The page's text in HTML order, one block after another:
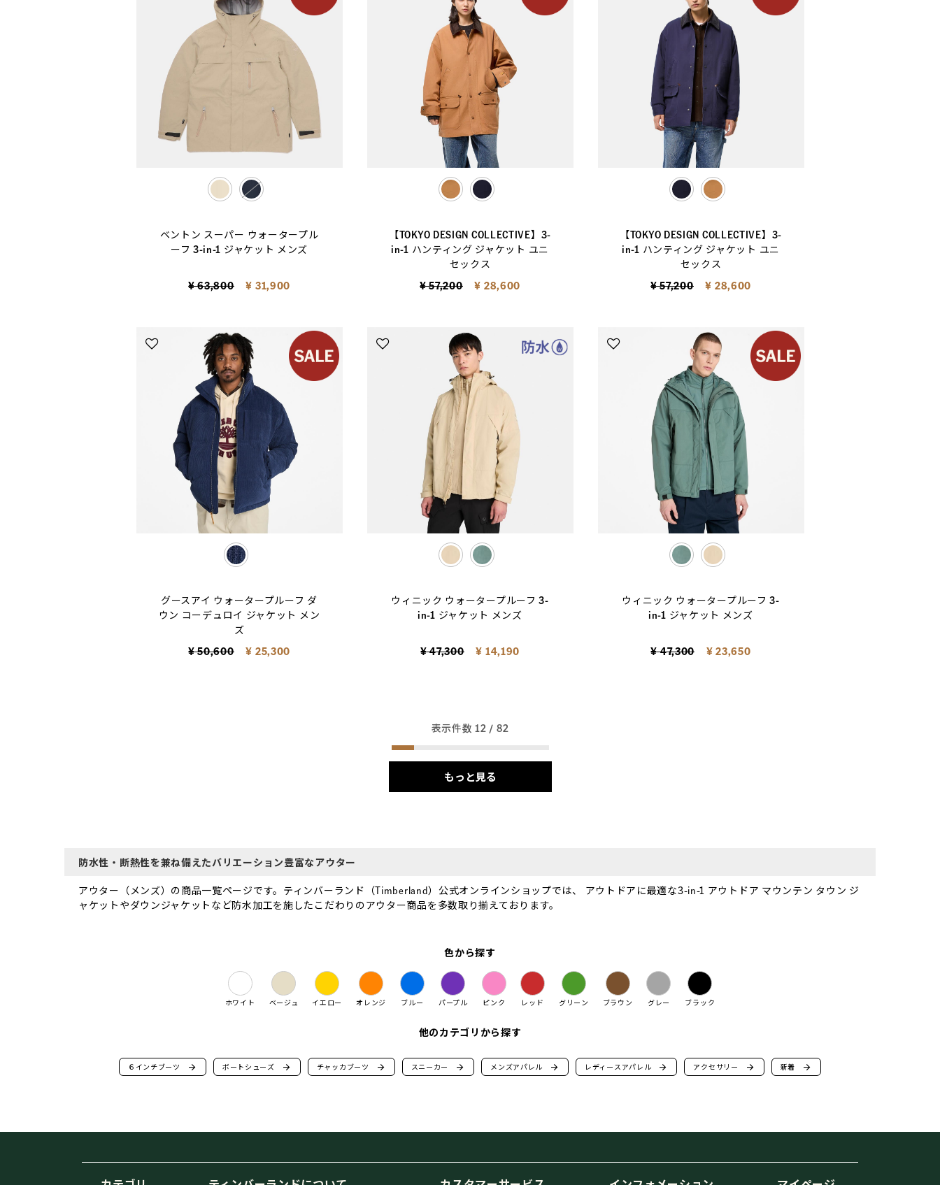
selected
ベントン スーパー ウォータープル
ーフ 3-in-1 ジャケット メンズ
Price reduced from
¥ 63,800to ¥ 31,900
selected
【TOKYO DESIGN COLLECTIVE】3-
in-1 ハンティング ジャケット ユニ
セックス
Price reduced from
¥ 57,200to ¥ 28,600
selected
【TOKYO DESIGN COLLECTIVE】3-
in-1 ハンティング ジャケット ユニ
セックス
Price reduced from
¥ 57,200to ¥ 28,600
selected
グースアイ ウォータープルーフ ダ
ウン コーデュロイ ジャケット メン
ズ
Price reduced from
¥ 50,600to ¥ 25,300
selected
ウィニック ウォータープルーフ 3-
in-1 ジャケット メンズ
Price reduced from
¥ 47,300to ¥ 14,190
selected
ウィニック ウォータープルーフ 3-
in-1 ジャケット メンズ
Price reduced from
¥ 47,300to ¥ 23,650
もっと見る
表示件数 12 / 82
防水性・断熱性を兼ね備えたバリエーション豊富なアウター
アウター（メンズ）の商品一覧ページです。ティンバーランド（Timberland）公式オンラインショップでは、 アウトドアに最適な3-in-1 アウトドア マウンテン タウン ジ
ャケットやダウンジャケットなど防水加工を施したこだわりのアウター商品を多数取り揃えております。
色から探す
ホワイト ベージュ イエロー オレンジ ブルー パープル ピンク レッド グリーン ブラウン グレー ブラック
他のカテゴリから探す
６インチブーツ arrow_forward ボートシューズ arrow_forward チャッカブーツ arrow_forward スニーカー arrow_forward メンズアパレル arrow_forward レディースアパレル arrow_forward アクセサリー arrow_forward 新着 arrow_forward